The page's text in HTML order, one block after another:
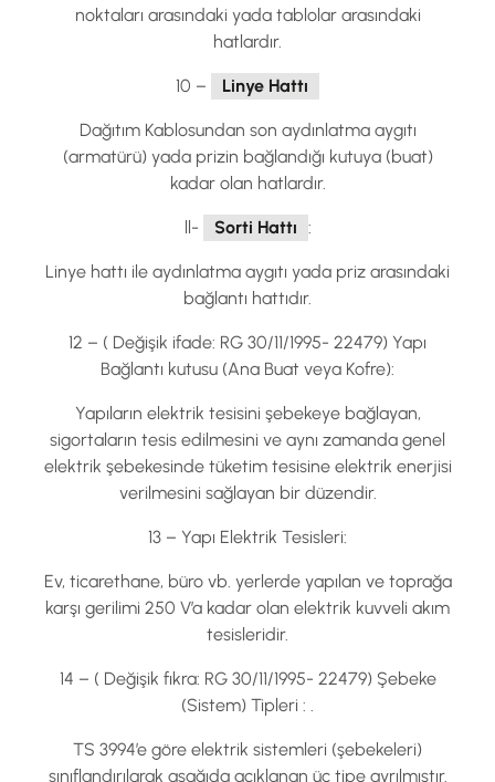
noktaları arasındaki yada tablolar arasındaki
hatlardır.
10 – Linye Hattı
Dağıtım Kablosundan son aydınlatma aygıtı
(armatürü) yada prizin bağlandığı kutuya (buat)
kadar olan hatlardır.
ll- Sorti Hattı :
Linye hattı ile aydınlatma aygıtı yada priz arasındaki
bağlantı hattıdır.
12 – ( Değişik ifade: RG 30/11/1995- 22479) Yapı
Bağlantı kutusu (Ana Buat veya Kofre):
Yapıların elektrik tesisini şebekeye bağlayan,
sigortaların tesis edilmesini ve aynı zamanda genel
elektrik şebekesinde tüketim tesisine elektrik enerjisi
verilmesini sağlayan bir düzendir.
13 – Yapı Elektrik Tesisleri:
Ev, ticarethane, büro vb. yerlerde yapılan ve toprağa
karşı gerilimi 250 V’a kadar olan elektrik kuvveli akım
tesisleridir.
14 – ( Değişik fıkra: RG 30/11/1995- 22479) Şebeke
(Sistem) Tipleri : .
TS 3994’e göre elektrik sistemleri (şebekeleri)
sınıflandırılarak aşağıda açıklanan üç tipe ayrılmıştır.